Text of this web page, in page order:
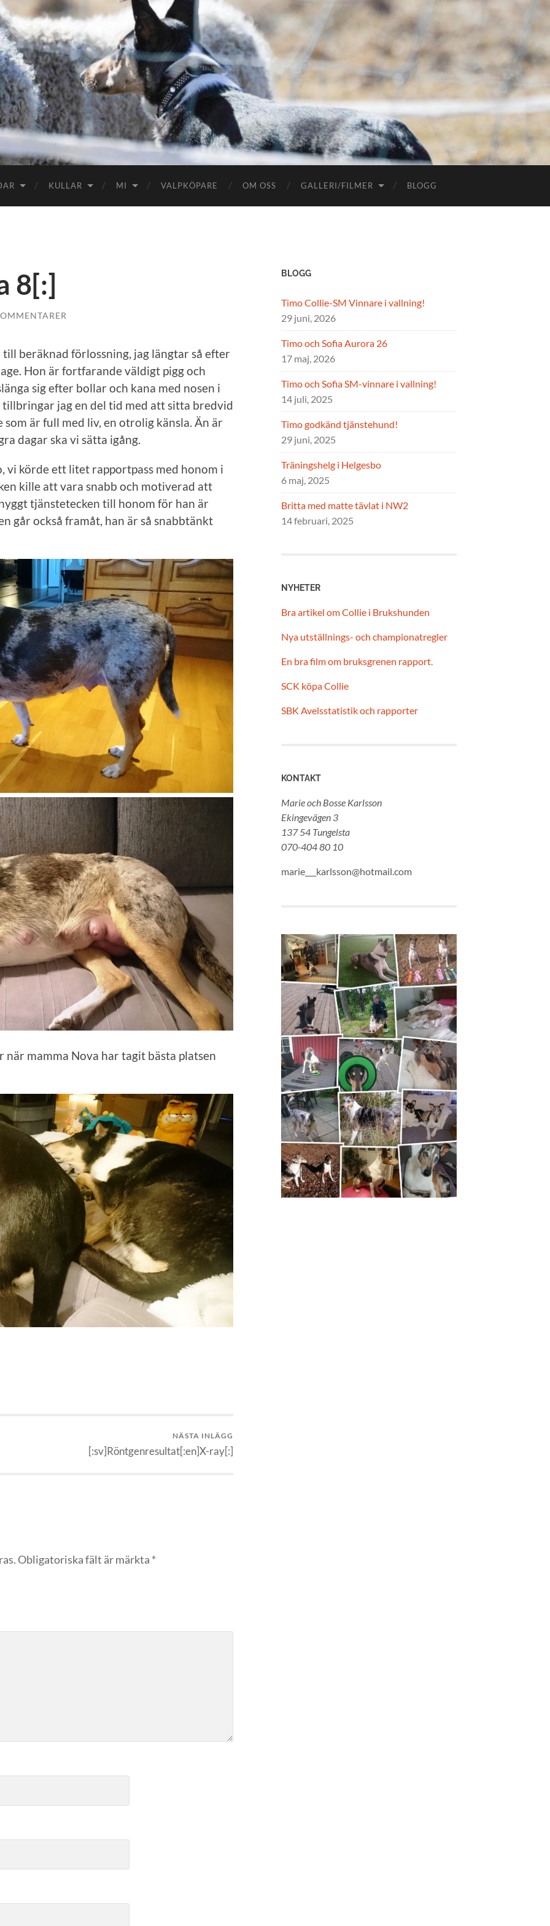
KULLAR MI VALPKÖPARE OM OSS GALLERI/FILMER BLOGG
8[:]
beräknad förlossning, jag längtar så efter
Hon är fortfarande väldigt pigg och
sig efter bollar och kana med nosen i
jag en del tid med att sitta bredvid
är full med liv, en otrolig känsla. Än är
dagar ska vi sätta igång.
vi körde ett litet rapportpass med honom i
kille att vara snabb och motiverad att
tjänstetecken till honom för han är
går också framåt, han är så snabbtänkt
när mamma Nova har tagit bästa platsen
NÄSTA INLÄGG
[:sv]Röntgenresultat[:en]X-ray[:]
Obligatoriska fält är märkta *
BLOGG
Timo Collie-SM Vinnare i vallning!
29 juni, 2026
Timo och Sofia Aurora 26
17 maj, 2026
Timo och Sofia SM-vinnare i vallning!
14 juli, 2025
Timo godkänd tjänstehund!
29 juni, 2025
Träningshelg i Helgesbo
6 maj, 2025
Britta med matte tävlat i NW2
14 februari, 2025
NYHETER
Bra artikel om Collie i Brukshunden
Nya utställnings- och championatregler
En bra film om bruksgrenen rapport.
SCK köpa Collie
SBK Avelsstatistik och rapporter
KONTAKT
Marie och Bosse Karlsson
Ekingevägen 3
137 54 Tungelsta
070-404 80 10
marie___karlsson@hotmail.com